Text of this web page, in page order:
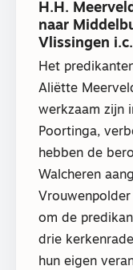
H.H.
naar
Vlissingen
Het
Aliëtte
werkzaam zijn
Poortinga,
hebben de
Walcheren
om de
drie
hun eigen